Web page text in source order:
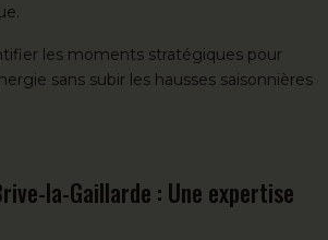
les moments stratégiques pour
sans subir les hausses saisonnières
la-Gaillarde : Une expertise